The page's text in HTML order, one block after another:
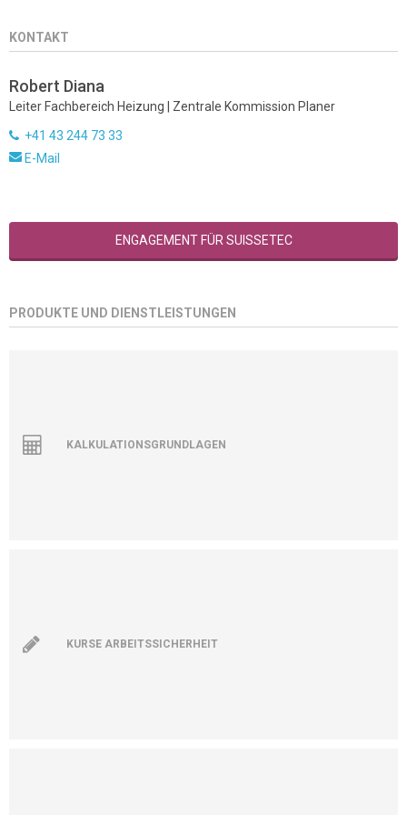
KONTAKT
Robert Diana
Leiter Fachbereich Heizung | Zentrale Kommission Planer
+41 43 244 73 33
E-Mail
ENGAGEMENT FÜR SUISSETEC
PRODUKTE UND DIENSTLEISTUNGEN
KALKULATIONSGRUNDLAGEN
KURSE ARBEITSSICHERHEIT